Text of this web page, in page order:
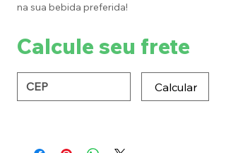
na sua bebida preferida!
Calcule seu frete
Calcular